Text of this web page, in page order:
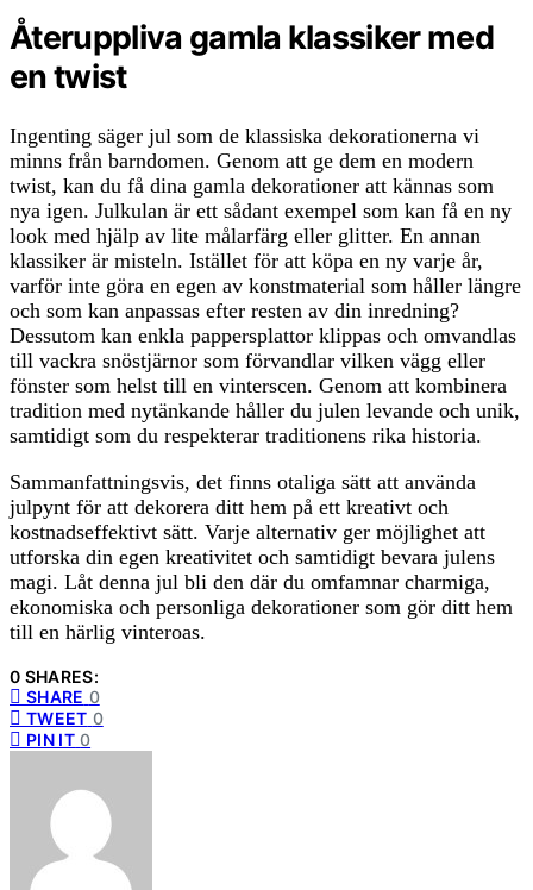
Återuppliva gamla klassiker med
en twist
Ingenting säger jul som de klassiska dekorationerna vi
minns från barndomen. Genom att ge dem en modern
twist, kan du få dina gamla dekorationer att kännas som
nya igen. Julkulan är ett sådant exempel som kan få en ny
look med hjälp av lite målarfärg eller glitter. En annan
klassiker är misteln. Istället för att köpa en ny varje år,
varför inte göra en egen av konstmaterial som håller längre
och som kan anpassas efter resten av din inredning?
Dessutom kan enkla pappersplattor klippas och omvandlas
till vackra snöstjärnor som förvandlar vilken vägg eller
fönster som helst till en vinterscen. Genom att kombinera
tradition med nytänkande håller du julen levande och unik,
samtidigt som du respekterar traditionens rika historia.
Sammanfattningsvis, det finns otaliga sätt att använda
julpynt för att dekorera ditt hem på ett kreativt och
kostnadseffektivt sätt. Varje alternativ ger möjlighet att
utforska din egen kreativitet och samtidigt bevara julens
magi. Låt denna jul bli den där du omfamnar charmiga,
ekonomiska och personliga dekorationer som gör ditt hem
till en härlig vinteroas.
0 SHARES:
SHARE 0
TWEET 0
PIN IT 0